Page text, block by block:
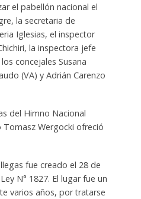
el pabellón nacional el
la secretaria de
Iglesias, el inspector
la inspectora jefe
concejales Susana
(VA) y Adrián Carenzo
del Himno Nacional
Wergocki ofreció
fue creado el 28 de
N° 1827. El lugar fue un
varios años, por tratarse